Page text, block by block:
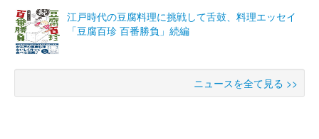
江戸時代の豆腐料理に挑戦して舌鼓、料理エッセイ
「豆腐百珍 百番勝負」続編
ニュースを全て見る >>